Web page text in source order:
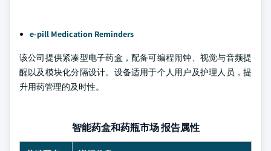
e-pill Medication Reminders
该公司提供紧凑型电子药盒，配备可编程闹钟、视觉与音频提
醒以及模块化分隔设计。设备适用于个人用户及护理人员，提
升用药管理的及时性。
智能药盒和药瓶市场 报告属性